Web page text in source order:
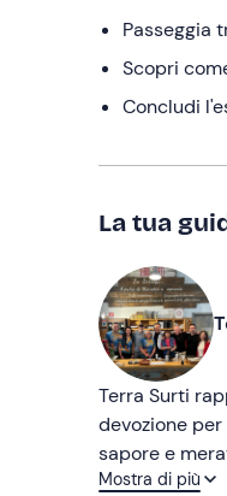
Passeggia
Scopri
Concludi
La tua
Terra Surti
devozione
sapore e
questo
Mostra di più